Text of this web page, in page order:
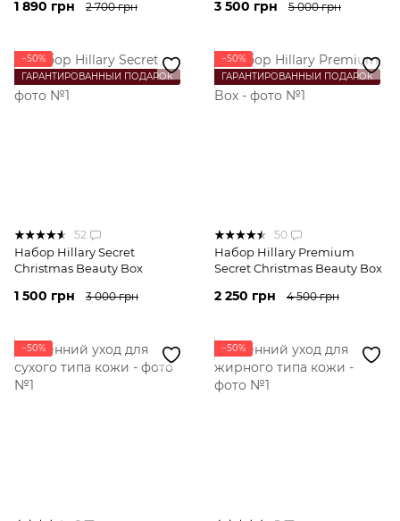
1 890 грн 2 700 грн 3 500 грн 5 000 грн
−50%
ГАРАНТИРОВАННЫЙ ПОДАРОК
52
Набор Hillary Secret
Christmas Beauty Box
1 500 грн 3 000 грн
−50%
ГАРАНТИРОВАННЫЙ ПОДАРОК
50
Набор Hillary Premium
Secret Christmas Beauty Box
2 250 грн 4 500 грн
−50% −50%